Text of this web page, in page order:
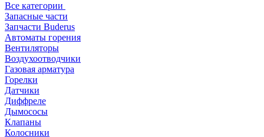
Все категории
Запасные части
Запчасти Buderus
Автоматы горения
Вентиляторы
Воздухоотводчики
Газовая арматура
Горелки
Датчики
Диффреле
Дымососы
Клапаны
Колосники